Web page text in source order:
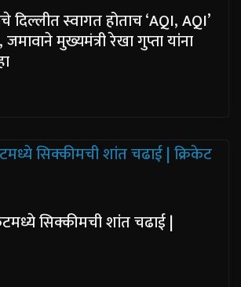
स्वागत होताच ‘AQI, AQI’
मुख्यमंत्री रेखा गुप्ता यांना
सिक्कीमची शांत चढाई |